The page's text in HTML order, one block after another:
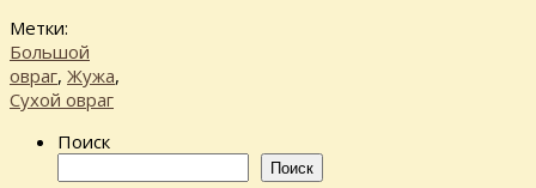
Метки:
Большой
овраг, Жужа,
Сухой овраг
Поиск
Поиск